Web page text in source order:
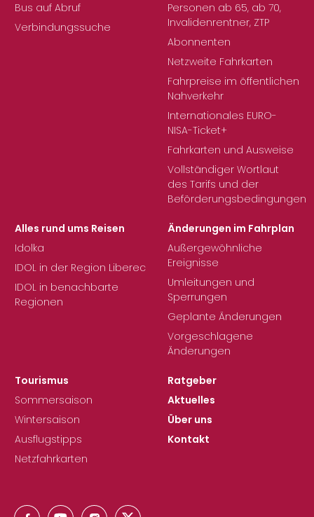
Bus auf Abruf
Verbindungssuche
Personen ab 65, ab 70,
Invalidenrentner, ZTP
Abonnenten
Netzweite Fahrkarten
Fahrpreise im öffentlichen
Nahverkehr
Internationales EURO-
NISA-Ticket+
Fahrkarten und Ausweise
Vollständiger Wortlaut
des Tarifs und der
Beförderungsbedingungen
Alles rund ums Reisen
Idolka
IDOL in der Region Liberec
IDOL in benachbarte
Regionen
Änderungen im Fahrplan
Außergewöhnliche
Ereignisse
Umleitungen und
Sperrungen
Geplante Änderungen
Vorgeschlagene
Änderungen
Tourismus
Sommersaison
Wintersaison
Ausflugstipps
Netzfahrkarten
Ratgeber
Aktuelles
Über uns
Kontakt